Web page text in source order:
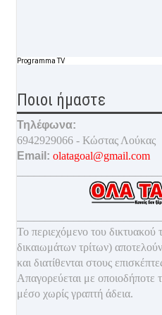
Programma TV
Ποιοι ήμαστε
Τηλέφωνα:
6942929066 - Κώστας Λούκας
Email: olatagoal@gmail.com
Το περιεχόμενο του
δικαιωμάτων τρίτων)
και διατίθενται στους
Απαγορεύεται με οποιοδήποτε
μέσο χωρίς γραπτή άδεια.